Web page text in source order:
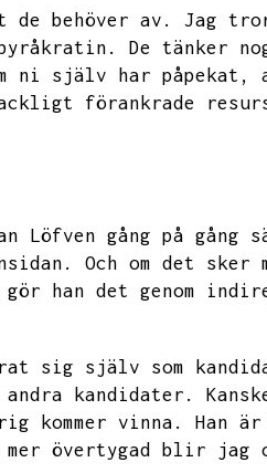
behöver av. Jag
De tänker
ni själv har påpekat,
förankrade
Löfven gång på
Och om det
gör han det genom
sig själv som
kandidater.
kommer vinna.
Han
mer övertygad blir jag